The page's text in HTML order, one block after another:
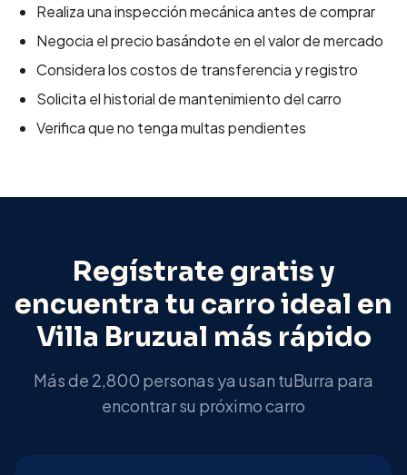
Realiza una inspección mecánica antes de comprar
Negocia el precio basándote en el valor de mercado
Considera los costos de transferencia y registro
Solicita el historial de mantenimiento del carro
Verifica que no tenga multas pendientes
Regístrate gratis y
encuentra tu carro ideal en
Villa Bruzual más rápido
Más de 2,800 personas ya usan tuBurra para
encontrar su próximo carro